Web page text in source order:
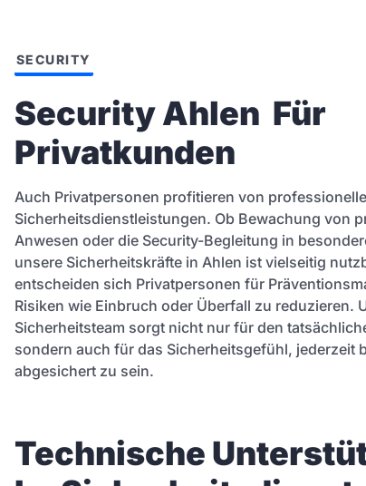
SECURITY
Security Ahlen  Für
Privatkunden
Auch Privatpersonen profitieren von
Sicherheitsdienstleistungen. Ob Bewachung von
Anwesen oder die Security-Begleitung in
unsere Sicherheitskräfte in Ahlen ist vielseitig
entscheiden sich Privatpersonen für
Risiken wie Einbruch oder Überfall zu reduzieren.
Sicherheitsteam sorgt nicht nur für den
sondern auch für das Sicherheitsgefühl, jederzeit
abgesichert zu sein.
Technische